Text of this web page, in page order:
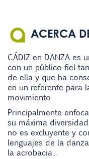
ACERCA
CÁDIZ en DANZA es
con un público fiel
de ella y que ha
en un referente para
movimiento.
Principalmente
su máxima
no es excluyente y
lenguajes de la
la acrobacia...